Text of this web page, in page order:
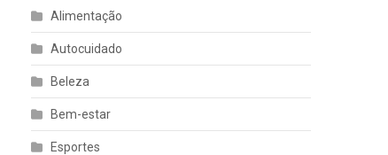
Alimentação
Autocuidado
Beleza
Bem-estar
Esportes